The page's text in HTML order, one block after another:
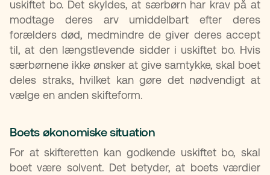
uskiftet bo. Det skyldes, at særbørn har krav på at
modtage deres arv umiddelbart efter deres
forælders død, medmindre de giver deres accept
til, at den længstlevende sidder i uskiftet bo. Hvis
særbørnene ikke ønsker at give samtykke, skal boet
deles straks, hvilket kan gøre det nødvendigt at
vælge en anden skifteform.
Boets økonomiske situation
For at skifteretten kan godkende uskiftet bo, skal
boet være solvent. Det betyder, at boets værdier